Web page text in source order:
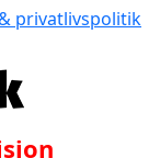
privatlivspolitik